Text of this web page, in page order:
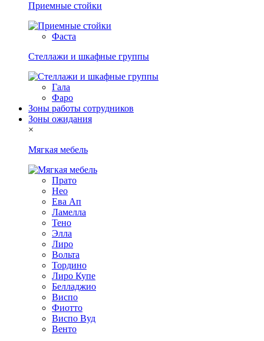
Приемные стойки
Фаста
Стеллажи и шкафные группы
Гала
Фаро
Зоны работы сотрудников
Зоны ожидания
×
Мягкая мебель
Прато
Нео
Ева Ап
Ламелла
Тено
Элла
Лиро
Вольта
Тордино
Лиро Купе
Белладжио
Виспо
Фиотто
Виспо Вуд
Венто